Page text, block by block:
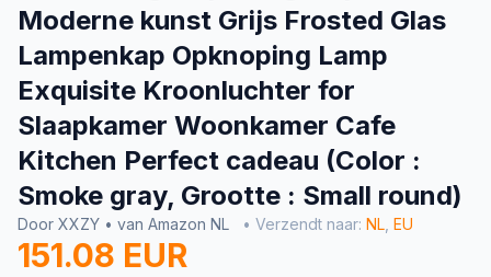
Moderne kunst Grijs Frosted Glas
Lampenkap Opknoping Lamp
Exquisite Kroonluchter for
Slaapkamer Woonkamer Cafe
Kitchen Perfect cadeau (Color :
Smoke gray, Grootte : Small round)
Door XXZY • van Amazon NL • Verzendt naar: NL EU
151.08 EUR